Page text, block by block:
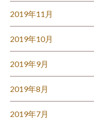
2019年11月
2019年10月
2019年9月
2019年8月
2019年7月